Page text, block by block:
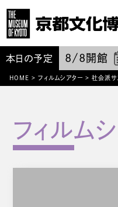
本日の予定 8/8 開館
HOME > フィルムシアター > 社会派サ